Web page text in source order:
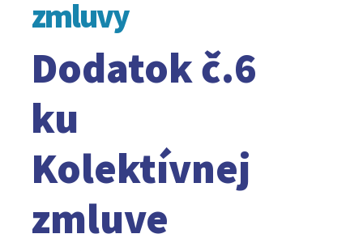
zmluvy
Dodatok č.6
ku
Kolektívnej
zmluve